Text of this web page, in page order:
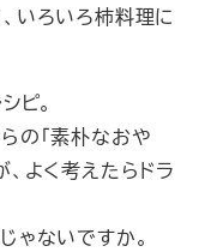
いろいろ柿料理に
ピ。
の「素朴なおや
よく考えたらドラ
じゃないですか。